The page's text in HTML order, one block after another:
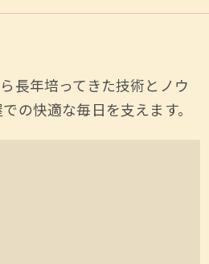
長年培ってきた技術とノウ
の快適な毎日を支えます。